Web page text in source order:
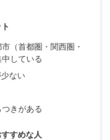
（首都圏・関西圏・
している
ない
きがある
すめな人